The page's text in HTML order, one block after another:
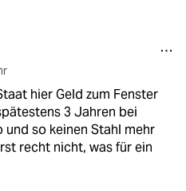
hier Geld zum Fenster
3 Jahren bei
und so keinen Stahl mehr
recht nicht, was für ein